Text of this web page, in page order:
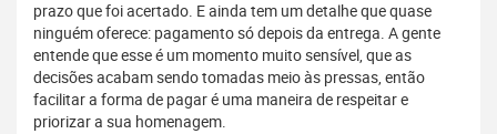
prazo que foi acertado. E ainda tem um detalhe que quase
ninguém oferece: pagamento só depois da entrega. A gente
entende que esse é um momento muito sensível, que as
decisões acabam sendo tomadas meio às pressas, então
facilitar a forma de pagar é uma maneira de respeitar e
priorizar a sua homenagem.